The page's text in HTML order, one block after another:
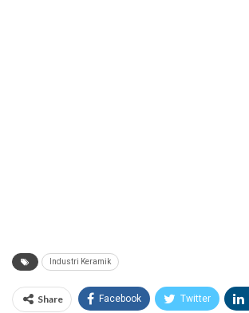
Industri Keramik
Share Facebook Twitter